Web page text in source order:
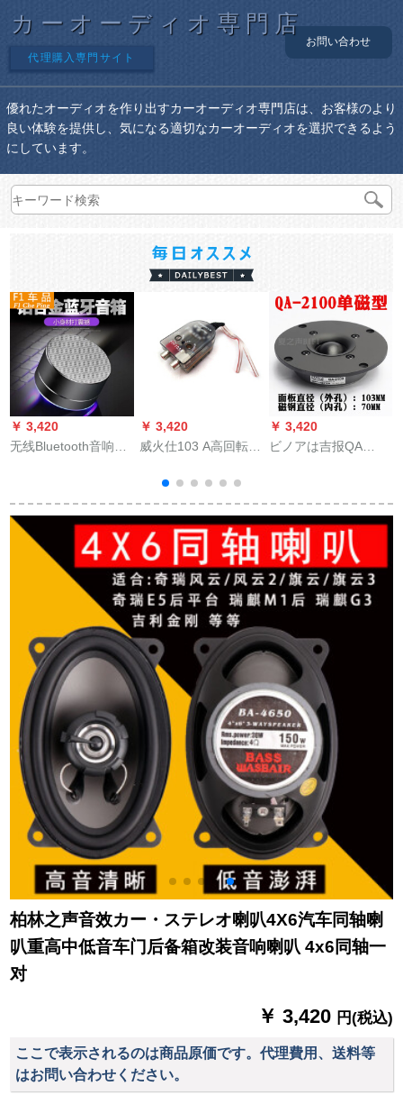
カーオーディオ専門店
代理購入専門サイト
お問い合わせ
優れたオーディオを作り出すカーオーディオ専門店は、お客様のより
良い体験を提供し、気になる適切なカーオーディオを選択できるよう
にしています。
￥ 3,420
无线Bluetooth音响低
小型携帯テープスカ
ー大音量SN
7218【11.5元夺い取
りスカー】色はラン
ダで発行されます。
￥ 3,420
威火仕103 A高回転低
低音炮机能放高回転
低音の周波コンバー
タ
￥ 3,420
ビノアは吉报QA
カユーニティHIFIの
ボーカール高音王
2100高音に适してい
ます。
柏林之声音效カー・ステレオ喇叭4X6汽车同轴喇
叭重高中低音车门后备箱改装音响喇叭 4x6同轴一
对
￥ 3,420 円(税込)
ここで表示されるのは商品原価です。代理費用、送料等
はお問い合わせください。